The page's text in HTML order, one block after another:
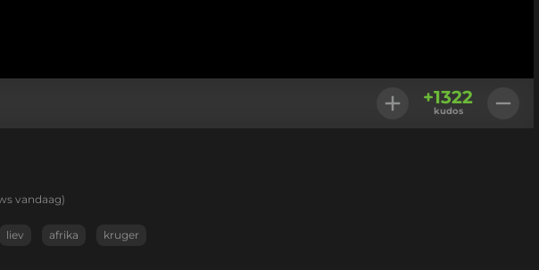
+1322
kudos
vandaag)
liev afrika kruger